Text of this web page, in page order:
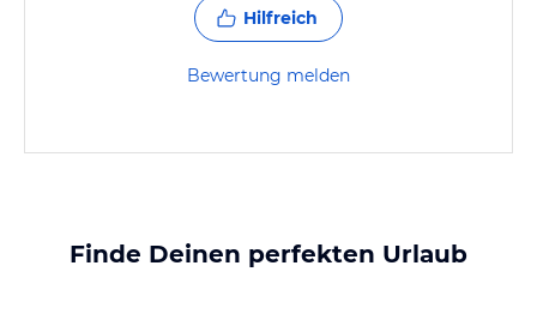
Hilfreich
Bewertung melden
Finde Deinen perfekten Urlaub